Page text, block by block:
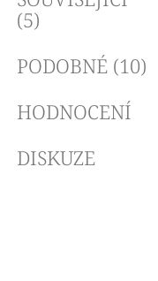
(5)
PODOBNÉ (10)
HODNOCENÍ
DISKUZE